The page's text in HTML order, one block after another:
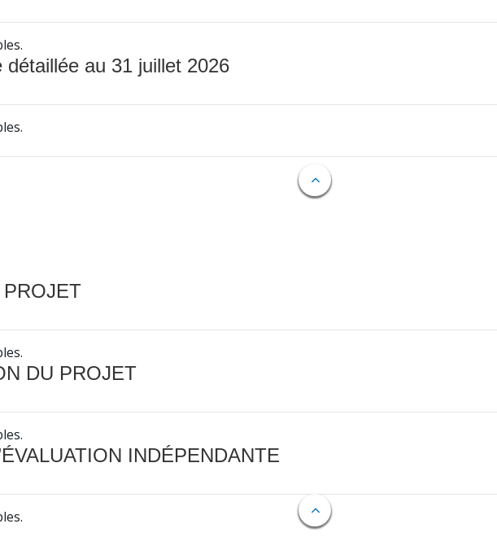
au 31 juillet 2026
DU PROJET
INDÉPENDANTE